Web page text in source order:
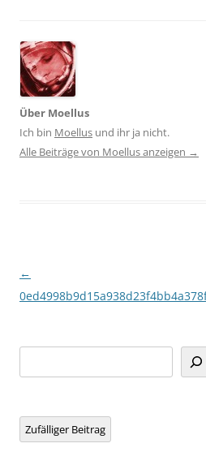
Über Moellus
Ich bin Moellus und ihr ja nicht.
Alle Beiträge von Moellus anzeigen →
Beitragsnavigation
←
Zufälliger Beitrag